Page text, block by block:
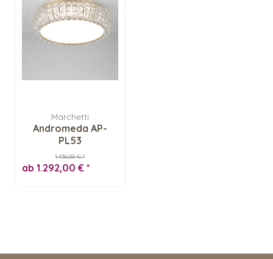
Marchetti
Andromeda AP-
PL53
Deckenleuchte
1.436,00 € *
ab 1.292,00 € *